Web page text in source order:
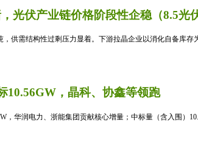
光伏产业链价格阶段性企稳（8.5光
供需结构性过剩压力显着。下游拉晶企业以消化自备库
10.56GW，晶科、协鑫等领跑
，华润电力、浙能集团贡献核心增量；中标量（含入围）